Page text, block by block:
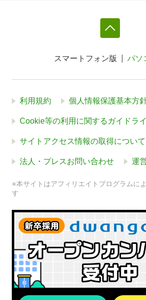
スマートフォン版 パソ
利用規約 個人情報保護基本方
Cookie等の利用に関するガイドラ
サイトアクセス情報の取得について
法人・プレスお問い合わせ 運
※本サイトはアフィリエイトプログラムに
す